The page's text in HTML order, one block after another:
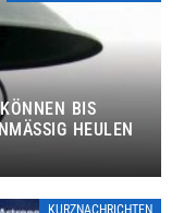
BIS
HEULEN
KURZNACHRICHTEN